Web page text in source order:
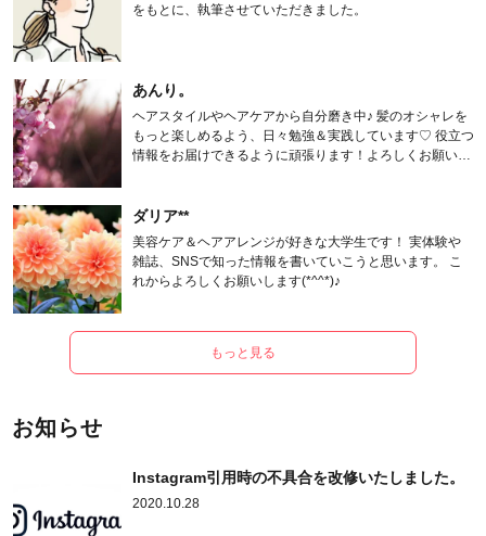
をもとに、執筆させていただきました。
あんり。
ヘアスタイルやヘアケアから自分磨き中♪ 髪のオシャレを
もっと楽しめるよう、日々勉強＆実践しています♡ 役立つ
情報をお届けできるように頑張ります！よろしくお願いし
ダリア**
美容ケア＆ヘアアレンジが好きな大学生です！ 実体験や
雑誌、SNSで知った情報を書いていこうと思います。 こ
れからよろしくお願いします(*^^*)♪
もっと見る
お知らせ
Instagram引用時の不具合を改修いたしました。
2020.10.28